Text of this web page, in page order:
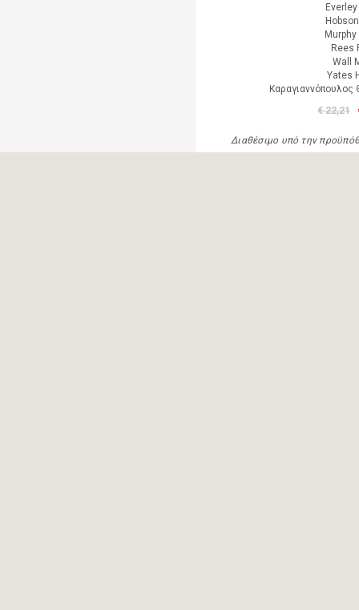
Rees
Wall
Yates
Καραγιαννόπουλος
€ 22,21
Διαθέσιμο υπό την